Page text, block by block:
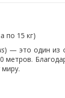
по 15 кг)
) — это один из
метров.